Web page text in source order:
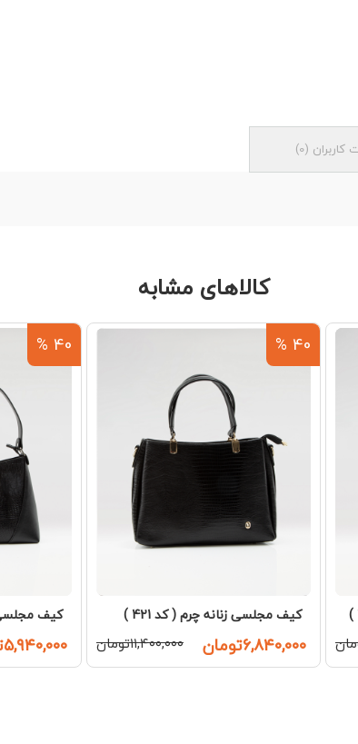
کاربران (
0
)
کالاهای مشابه
40 %
کیف مجلسی زنانه چرم ( کد 421 )
۶,۸۴۰,۰۰۰تومان ۱۱,۴۰۰,۰۰۰تومان
40 %
کیف مجلسی
۵,۹۴۰,۰۰۰تومان